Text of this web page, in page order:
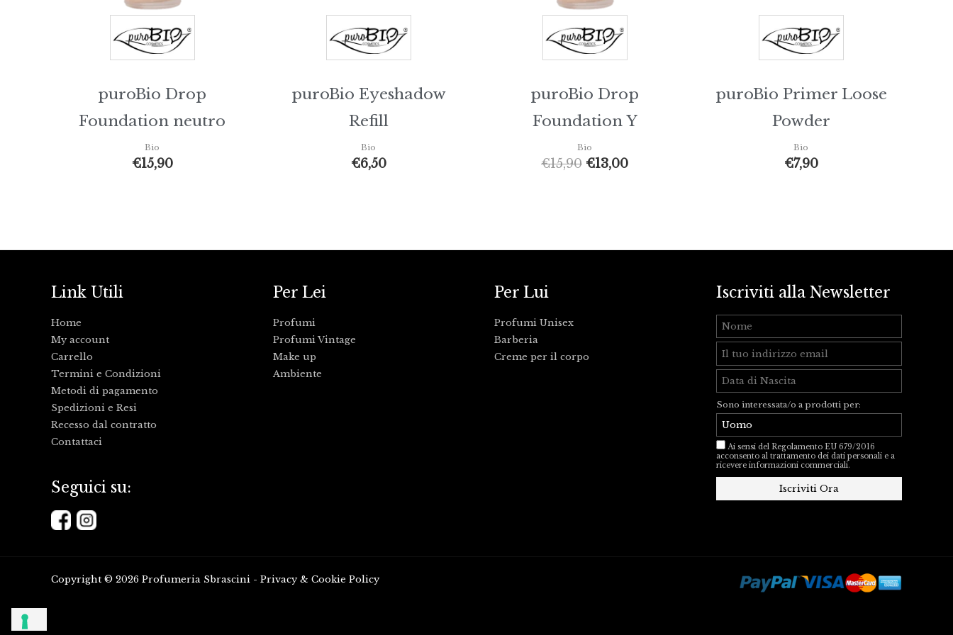
puroBio Drop
Foundation neutro
Bio
€15,90
puroBio Eyeshadow
Refill
Bio
€6,50
puroBio Drop
Foundation Y
Bio
€15,90 €13,00
puroBio Primer Loose
Powder
Bio
€7,90
Link Utili
Home
My account
Carrello
Termini e Condizioni
Metodi di pagamento
Spedizioni e Resi
Recesso dal contratto
Contattaci
Seguici su:
Per Lei
Profumi
Profumi Vintage
Make up
Ambiente
Per Lui
Profumi Unisex
Barberia
Creme per il corpo
Iscriviti alla Newsletter
Sono interessata/o a prodotti per:
Ai sensi del Regolamento EU 679/2016
acconsento al trattamento dei dati personali e a
ricevere informazioni commerciali.
Copyright © 2026 Profumeria Sbrascini - Privacy& Cookie Policy